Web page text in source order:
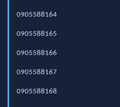
0905588164
0905588165
0905588166
0905588167
0905588168